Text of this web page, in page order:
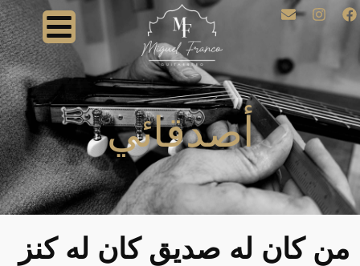
تخطي
F
a
o
o
k
I
n
r
a
m
E
n
e
l
o
p
e
أصدقائي
من كان له صديق كان له كنز